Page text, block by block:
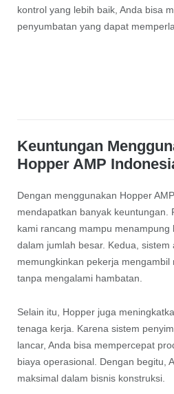
kontrol yang lebih baik, Anda bisa
penyumbatan yang dapat
Keuntungan
Hopper AMP
Dengan menggunakan Hopper
mendapatkan banyak keuntungan.
kami rancang mampu menampung
dalam jumlah besar. Kedua, sistem
memungkinkan pekerja
tanpa mengalami hambatan.
Selain itu, Hopper juga
tenaga kerja. Karena sistem
lancar, Anda bisa mempercepat
biaya operasional. Dengan begitu,
maksimal dalam bisnis konstruksi.